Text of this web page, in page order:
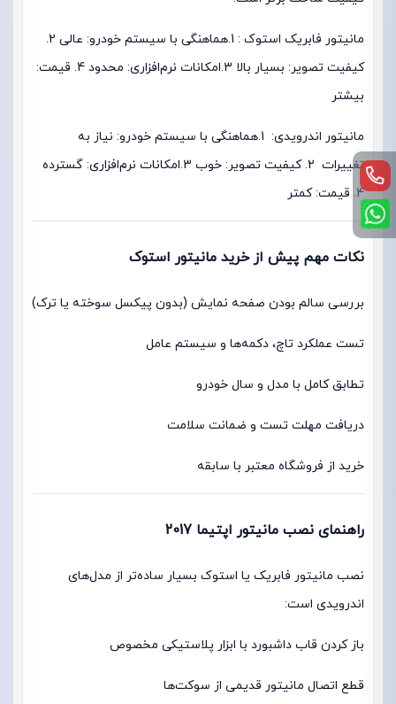
مانیتور فابریک استوک : 1.هماهنگی با سیستم خودرو: عالی 2.
کیفیت تصویر: بسیار بالا 3.امکانات نرم‌افزاری: محدود 4. قیمت:
بیشتر
مانیتور اندرویدی: 1.هماهنگی با سیستم خودرو: نیاز به
تغییرات 2. کیفیت تصویر: خوب 3.امکانات نرم‌افزاری: گسترده
4. قیمت: کمتر
نکات مهم پیش از خرید مانیتور استوک
بررسی سالم بودن صفحه نمایش (بدون پیکسل سوخته یا ترک)
تست عملکرد تاچ، دکمه‌ها و سیستم عامل
تطابق کامل با مدل و سال خودرو
دریافت مهلت تست و ضمانت سلامت
خرید از فروشگاه معتبر با سابقه
راهنمای نصب مانیتور اپتیما 2017
نصب مانیتور فابریک یا استوک بسیار ساده‌تر از مدل‌های
اندرویدی است:
باز کردن قاب داشبورد با ابزار پلاستیکی مخصوص
قطع اتصال مانیتور قدیمی از سوکت‌ها